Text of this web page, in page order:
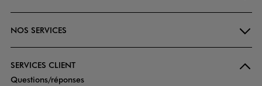
NOS SERVICES
SERVICES CLIENT
Questions/réponses